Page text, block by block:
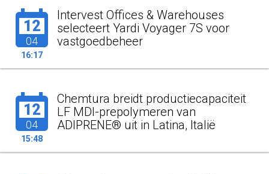
12
04
16:17
Intervest Offices & Warehouses
selecteert Yardi Voyager 7S voor
vastgoedbeheer
12
04
15:48
Chemtura breidt productiecapaciteit
LF MDI-prepolymeren van
ADIPRENE® uit in Latina, Italië